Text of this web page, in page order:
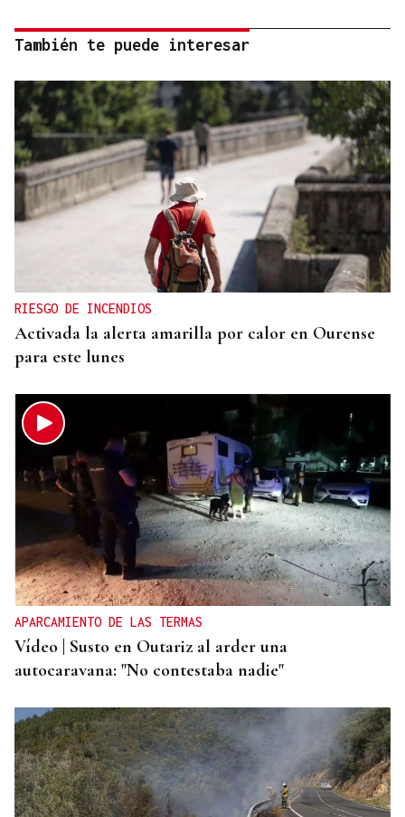
También te puede interesar
RIESGO DE INCENDIOS
Activada la alerta amarilla por calor en Ourense
para este lunes
APARCAMIENTO DE LAS TERMAS
Vídeo | Susto en Outariz al arder una
autocaravana: "No contestaba nadie"